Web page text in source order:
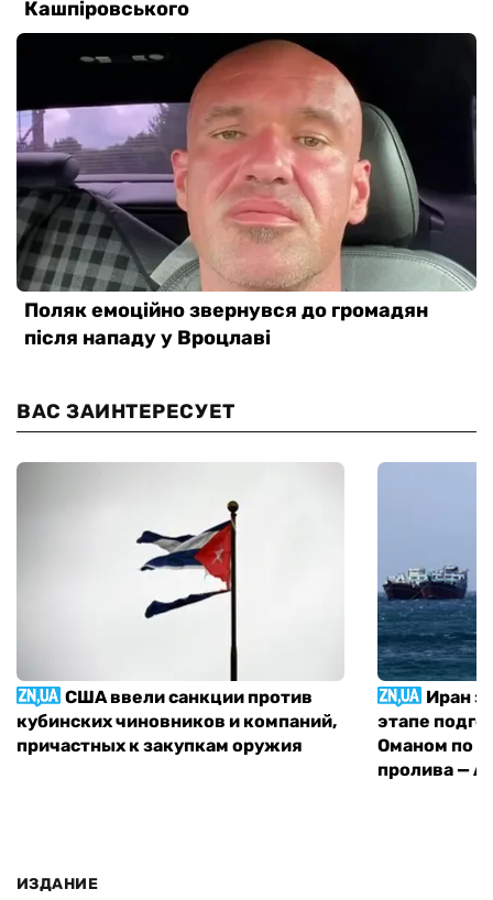
ВАС ЗАИНТЕРЕСУЕТ
США ввели санкции против
кубинских чиновников и компаний,
причастных к закупкам оружия
Иран
этапе
Оманом по
пролива —
ИЗДАНИЕ